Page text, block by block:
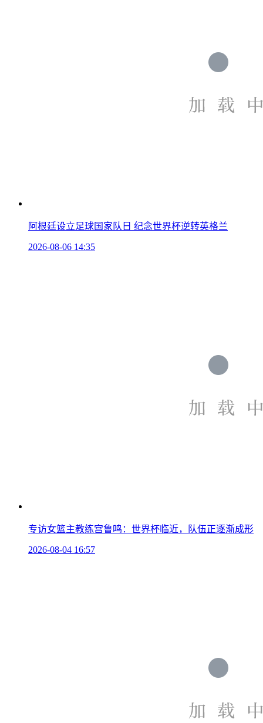
阿根廷设立足球国家队日 纪念世界杯逆转英格兰
2026-08-06 14:35
专访女篮主教练宫鲁鸣：世界杯临近，队伍正逐渐成形
2026-08-04 16:57